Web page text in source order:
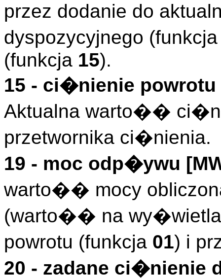
przez dodanie do
dyspozycyjnego
(funkcja 15).
15 - ci�nienie
Aktualna warto��
przetwornika ci�nienia.
19 - moc odp�ywu
warto�� mocy
(warto�� na
powrotu (funkcja 01) i
20 - zadane ci�nienie